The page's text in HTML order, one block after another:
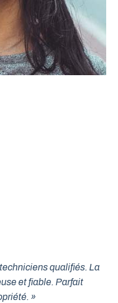
qualifiés. La
et fiable. Parfait
»